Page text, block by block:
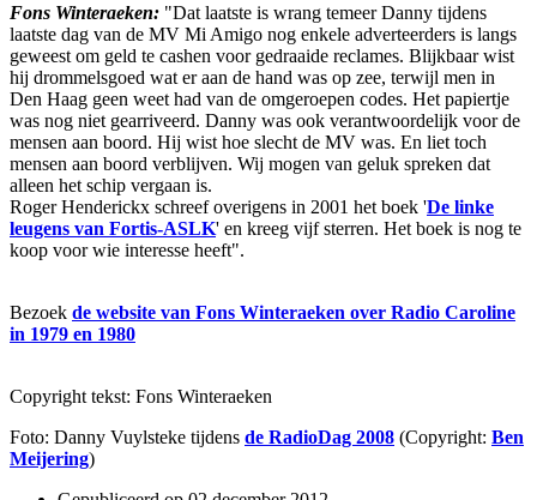
Fons Winteraeken: "Dat laatste is wrang temeer Danny tijdens
laatste dag van de MV Mi Amigo nog enkele adverteerders is langs
geweest om geld te cashen voor gedraaide reclames. Blijkbaar wist
hij drommelsgoed wat er aan de hand was op zee, terwijl men in
Den Haag geen weet had van de omgeroepen codes. Het papiertje
was nog niet gearriveerd. Danny was ook verantwoordelijk voor de
mensen aan boord. Hij wist hoe slecht de MV was. En liet toch
mensen aan boord verblijven. Wij mogen van geluk spreken dat
alleen het schip vergaan is.
Roger Henderickx schreef overigens in 2001 het boek 'De linke
leugens van Fortis-ASLK' en kreeg vijf sterren. Het boek is nog te
koop voor wie interesse heeft".
Bezoek de website van Fons Winteraeken over Radio Caroline
in 1979 en 1980
Copyright tekst: Fons Winteraeken
Foto: Danny Vuylsteke tijdens de RadioDag 2008 (Copyright: Ben
Meijering)